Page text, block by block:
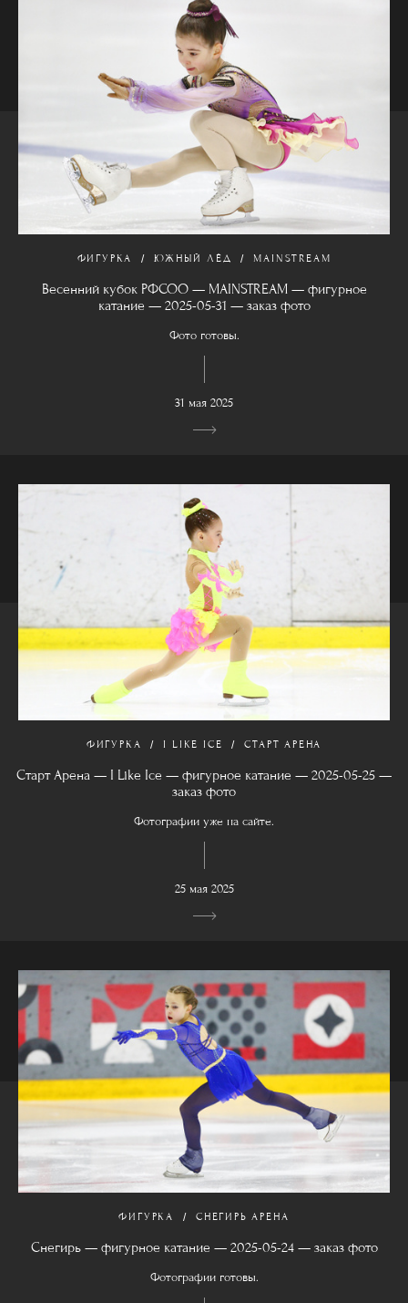
ФИГУРКА ЮЖНЫЙ ЛЁД MAINSTREAM
Весенний кубок РФСОО — MAINSTREAM — фигурное
катание — 2025-05-31 — заказ фото
Фото готовы.
31 мая 2025
ФИГУРКА I LIKE ICE СТАРТ АРЕНА
Старт Арена — I Like Ice — фигурное катание — 2025-05-25 —
заказ фото
Фотографии уже на сайте.
25 мая 2025
ФИГУРКА СНЕГИРЬ АРЕНА
Снегирь — фигурное катание — 2025-05-24 — заказ фото
Фотографии готовы.